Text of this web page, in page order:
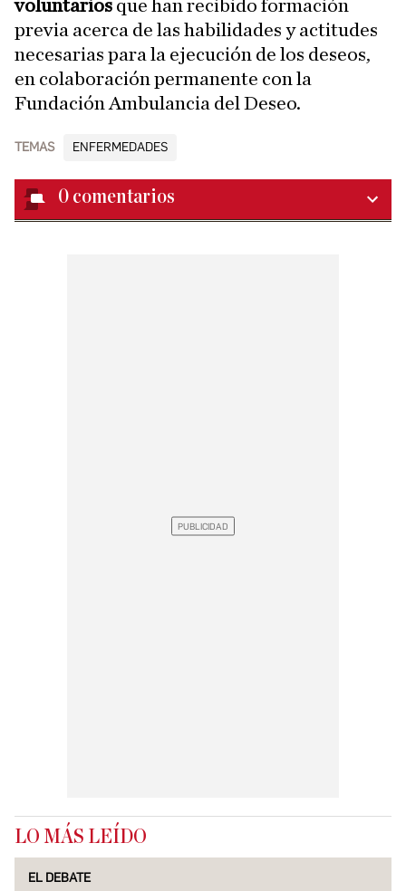
voluntarios que han recibido formación
previa acerca de las habilidades y actitudes
necesarias para la ejecución de los deseos,
en colaboración permanente con la
Fundación Ambulancia del Deseo.
TEMAS ENFERMEDADES
0 comentarios
LO MÁS LEÍDO
EL DEBATE